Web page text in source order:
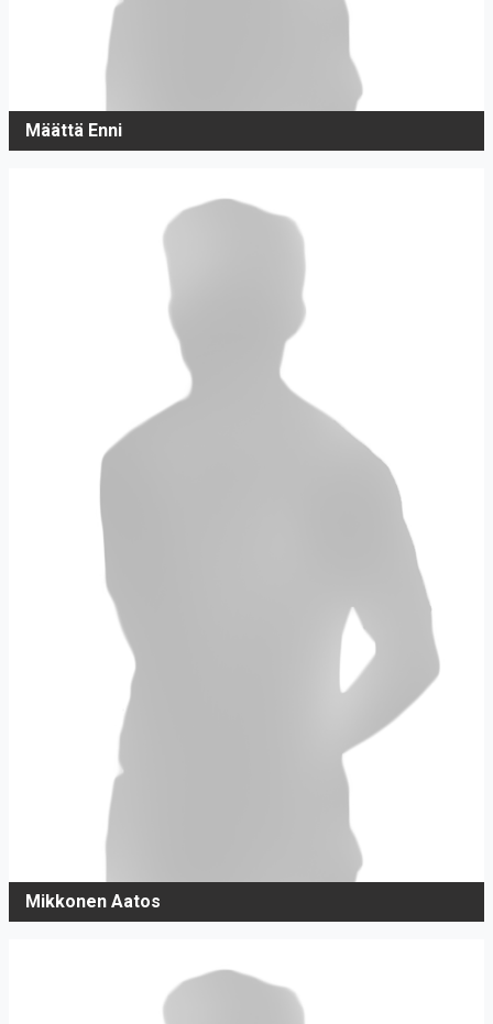
Määttä Enni
Mikkonen Aatos